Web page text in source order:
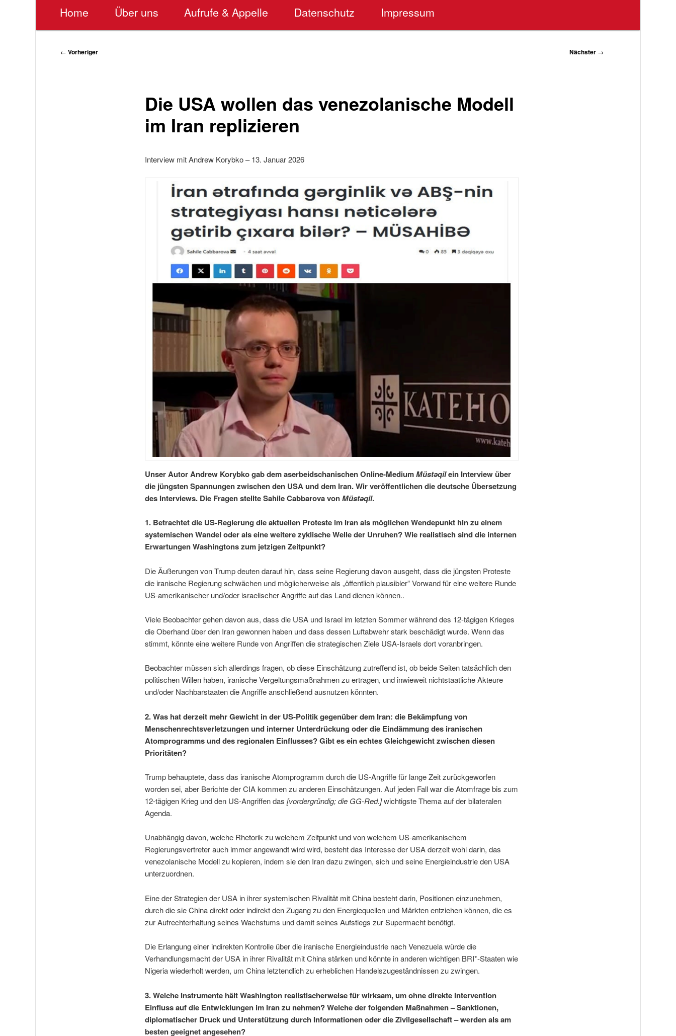
Home Über uns Aufrufe & Appelle Datenschutz Impressum
Beitragsnavigation
← Vorheriger Nächster →
Die USA wollen das venezolanische Modell
im Iran replizieren
Interview mit Andrew Korybko – 13. Januar 2026
Unser Autor Andrew Korybko gab dem aserbeidschanischen Online-MediumMüstəqilein Interview über
die jüngsten Spannungen zwischen den USA und dem Iran. Wir veröffentlichen die deutsche Übersetzung
des Interviews. Die Fragen stellte Sahile Cabbarova vonMüstəqil.
1. Betrachtet die US-Regierung die aktuellen Proteste im Iran als möglichen Wendepunkt hin zu einem
systemischen Wandel oder als eine weitere zyklische Welle der Unruhen? Wie realistisch sind die internen
Erwartungen Washingtons zum jetzigen Zeitpunkt?
Die Äußerungen von Trump deuten darauf hin, dass seine Regierung davon ausgeht, dass die jüngsten Proteste
die iranische Regierung schwächen und möglicherweise als „öffentlich plausibler” Vorwand für eine weitere Runde
US-amerikanischer und/oder israelischer Angriffe auf das Land dienen können..
Viele Beobachter gehen davon aus, dass die USA und Israel im letzten Sommer während des 12-tägigen Krieges
die Oberhand über den Iran gewonnen haben und dass dessen Luftabwehr stark beschädigt wurde. Wenn das
stimmt, könnte eine weitere Runde von Angriffen die strategischen Ziele USA-Israels dort voranbringen.
Beobachter müssen sich allerdings fragen, ob diese Einschätzung zutreffend ist, ob beide Seiten tatsächlich den
politischen Willen haben, iranische Vergeltungsmaßnahmen zu ertragen, und inwieweit nichtstaatliche Akteure
und/oder Nachbarstaaten die Angriffe anschließend ausnutzen könnten.
2. Was hat derzeit mehr Gewicht in der US-Politik gegenüber dem Iran: die Bekämpfung von
Menschenrechtsverletzungen und interner Unterdrückung oder die Eindämmung des iranischen
Atomprogramms und des regionalen Einflusses? Gibt es ein echtes Gleichgewicht zwischen diesen
Prioritäten?
Trump behauptete, dass das iranische Atomprogramm durch die US-Angriffe für lange Zeit zurückgeworfen
worden sei, aber Berichte der CIA kommen zu anderen Einschätzungen. Auf jeden Fall war die Atomfrage bis zum
12-tägigen Krieg und den US-Angriffen das [vordergründig; die GG-Red.]wichtigste Thema auf der bilateralen
Agenda.
Unabhängig davon, welche Rhetorik zu welchem Zeitpunkt und von welchem US-amerikanischem
Regierungsvertreter auch immer angewandt wird wird, besteht das Interesse der USA derzeit wohl darin, das
venezolanische Modell zu kopieren, indem sie den Iran dazu zwingen, sich und seine Energieindustrie den USA
unterzuordnen.
Eine der Strategien der USA in ihrer systemischen Rivalität mit China besteht darin, Positionen einzunehmen,
durch die sie China direkt oder indirekt den Zugang zu den Energiequellen und Märkten entziehen können, die es
zur Aufrechterhaltung seines Wachstums und damit seines Aufstiegs zur Supermacht benötigt.
Die Erlangung einer indirekten Kontrolle über die iranische Energieindustrie nach Venezuela würde die
Verhandlungsmacht der USA in ihrer Rivalität mit China stärken und könnte in anderen wichtigen BRI*-Staaten wie
Nigeria wiederholt werden, um China letztendlich zu erheblichen Handelszugeständnissen zu zwingen.
3. Welche Instrumente hält Washington realistischerweise für wirksam, um ohne direkte Intervention
Einfluss auf die Entwicklungen im Iran zu nehmen? Welche der folgenden Maßnahmen – Sanktionen,
diplomatischer Druck und Unterstützung durch Informationen oder die Zivilgesellschaft – werden als am
besten geeignet angesehen?